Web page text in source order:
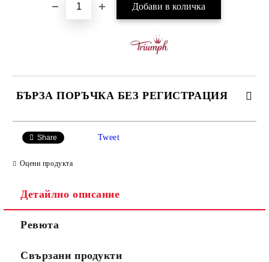
БЪРЗА ПОРЪЧКА БЕЗ РЕГИСТРАЦИЯ
Share Tweet
Оцени продукта
Детайлно описание
Ревюта
Свързани продукти